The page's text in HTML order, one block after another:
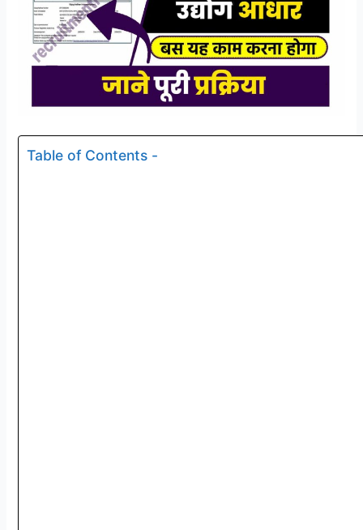
Table of Contents -